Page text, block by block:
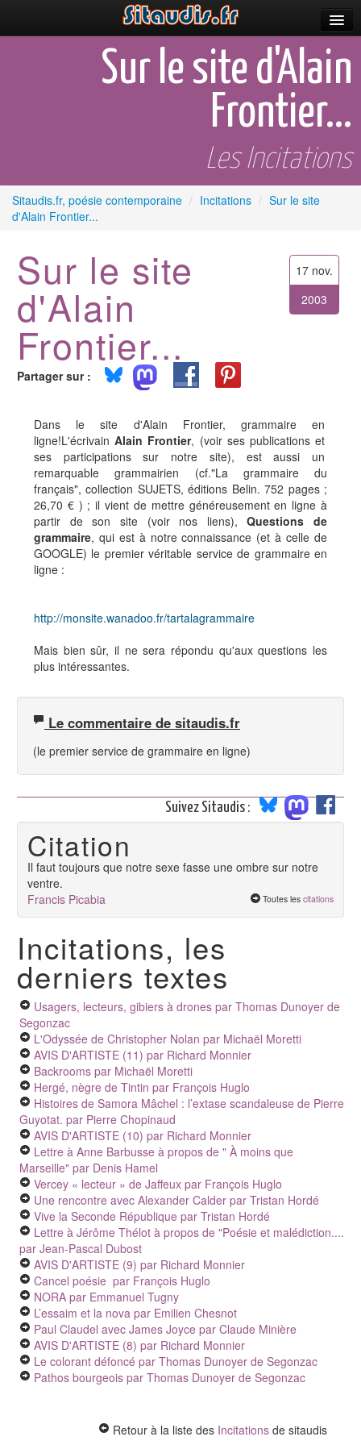
Auteurs & poètes
Célébrations
Plus
Sur le site d'Alain
Frontier...
Les Incitations
Sitaudis.fr, poésie contemporaine / Incitations / Sur le site
d'Alain Frontier...
17 nov.
2003
Sur le site
d'Alain
Frontier...
Partager sur :
Dans le site d'Alain Frontier, grammaire en
ligne!L'écrivainAlain Frontier, (voir ses publications et
ses participations sur notre site), est aussi un
remarquable grammairien (cf."La grammaire du
français", collection SUJETS, éditions Belin. 752 pages ;
26,70 € ) ; il vient de mettre généreusement en ligne à
partir de son site (voir nos liens),Questions de
grammaire, qui est à notre connaissance (et à celle de
GOOGLE) le premier véritable service de grammaire en
ligne :
http://monsite.wanadoo.fr/tartalagrammaire
Mais bien sûr, il ne sera répondu qu'aux questions les
plus intéressantes.
Le commentaire de sitaudis.fr
(le premier service de grammaire en ligne)
Suivez Sitaudis :
Citation
Il faut toujours que notre sexe fasse une ombre sur notre
ventre.
Francis Picabia
Toutes les citations
Incitations, les
derniers textes
Usagers, lecteurs, gibiers à drones par Thomas Dunoyer de
Segonzac
L'Odyssée de Christopher Nolan par Michaël Moretti
AVIS D'ARTISTE (11) par Richard Monnier
Backrooms par Michaël Moretti
Hergé, nègre de Tintin par François Huglo
Histoires de Samora Mâchel : l’extase scandaleuse de Pierre
Guyotat. par Pierre Chopinaud
AVIS D'ARTISTE (10) par Richard Monnier
Lettre à Anne Barbusse à propos de " À moins que
Marseille" par Denis Hamel
Vercey « lecteur » de Jaffeux par François Huglo
Une rencontre avec Alexander Calder par Tristan Hordé
Vive la Seconde République par Tristan Hordé
Lettre à Jérôme Thélot à propos de "Poésie et malédiction....
par Jean-Pascal Dubost
AVIS D'ARTISTE (9) par Richard Monnier
Cancel poésie par François Huglo
NORA par Emmanuel Tugny
L’essaim et la nova par Emilien Chesnot
Paul Claudel avec James Joyce par Claude Minière
AVIS D'ARTISTE (8) par Richard Monnier
Le colorant défoncé par Thomas Dunoyer de Segonzac
Pathos bourgeois par Thomas Dunoyer de Segonzac
Retour à la liste des Incitations de sitaudis